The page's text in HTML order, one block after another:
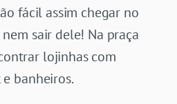
fácil assim chegar no
sair dele! Na praça
lojinhas com
banheiros.